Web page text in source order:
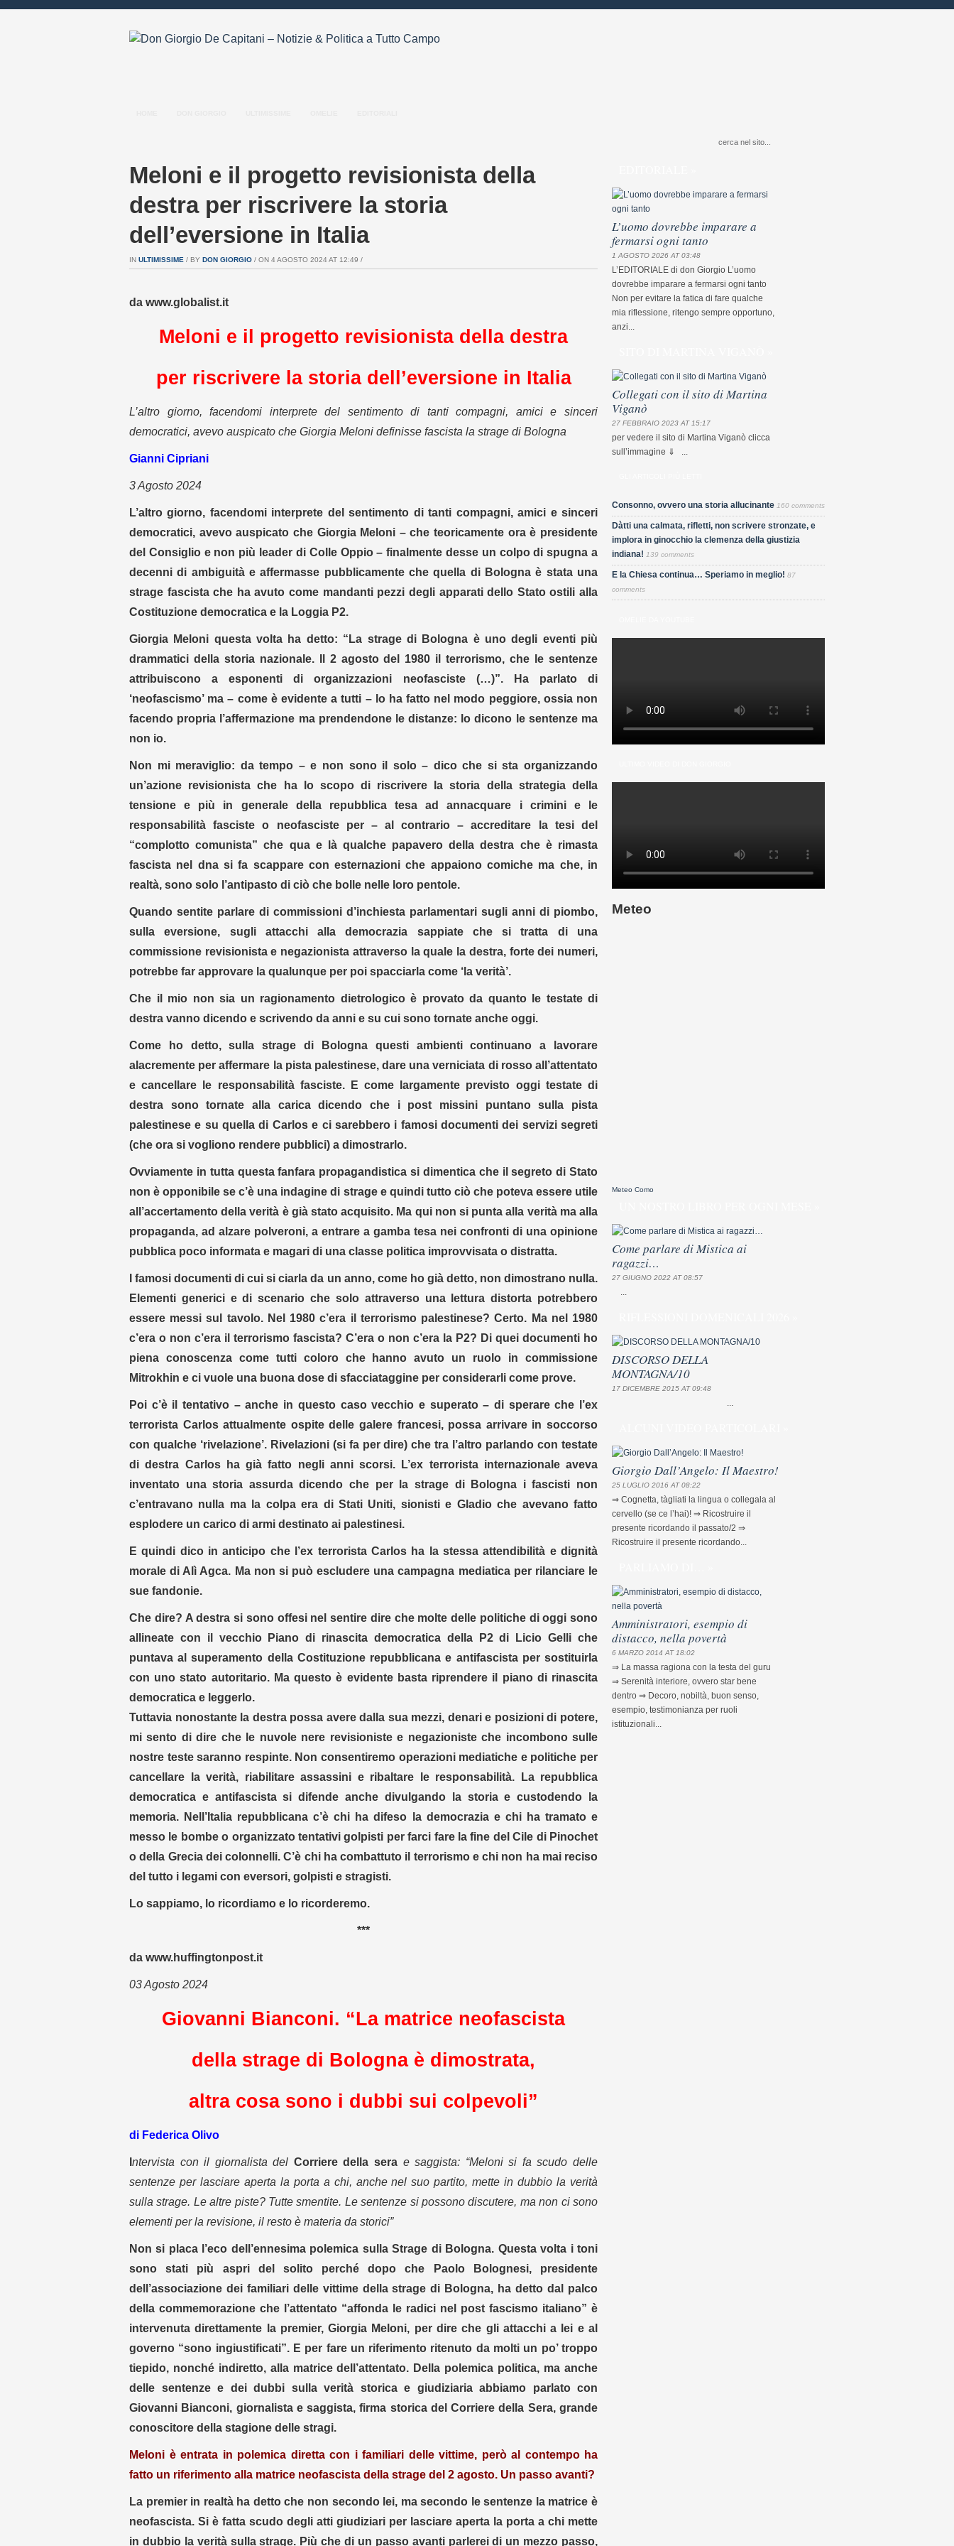
Meloni e il progetto revisionista della
destra per riscrivere la storia
dell’eversione in Italia
IN ULTIMISSIME / BY DON GIORGIO / ON 4 AGOSTO 2024 AT 12:49 /
da www.globalist.it
Meloni e il progetto revisionista della destra
per riscrivere la storia dell’eversione in Italia
L’altro giorno, facendomi interprete del sentimento di tanti compagni, amici e sinceri
democratici, avevo auspicato che Giorgia Meloni definisse fascista la strage di Bologna
Gianni Cipriani
3 Agosto 2024
L’altro giorno, facendomi interprete del sentimento di tanti compagni, amici e sinceri
democratici, avevo auspicato che Giorgia Meloni – che teoricamente ora è presidente
del Consiglio e non più leader di Colle Oppio – finalmente desse un colpo di spugna a
decenni di ambiguità e affermasse pubblicamente che quella di Bologna è stata una
strage fascista che ha avuto come mandanti pezzi degli apparati dello Stato ostili alla
Costituzione democratica e la Loggia P2.
Giorgia Meloni questa volta ha detto: “La strage di Bologna è uno degli eventi più
drammatici della storia nazionale. Il 2 agosto del 1980 il terrorismo, che le sentenze
attribuiscono a esponenti di organizzazioni neofasciste (…)”. Ha parlato di
‘neofascismo’ ma – come è evidente a tutti – lo ha fatto nel modo peggiore, ossia non
facendo propria l’affermazione ma prendendone le distanze: lo dicono le sentenze ma
non io.
Non mi meraviglio: da tempo – e non sono il solo – dico che si sta organizzando
un’azione revisionista che ha lo scopo di riscrivere la storia della strategia della
tensione e più in generale della repubblica tesa ad annacquare i crimini e le
responsabilità fasciste o neofasciste per – al contrario – accreditare la tesi del
“complotto comunista” che qua e là qualche papavero della destra che è rimasta
fascista nel dna si fa scappare con esternazioni che appaiono comiche ma che, in
realtà, sono solo l’antipasto di ciò che bolle nelle loro pentole.
Quando sentite parlare di commissioni d’inchiesta parlamentari sugli anni di piombo,
sulla eversione, sugli attacchi alla democrazia sappiate che si tratta di una
commissione revisionista e negazionista attraverso la quale la destra, forte dei numeri,
potrebbe far approvare la qualunque per poi spacciarla come ‘la verità’.
Che il mio non sia un ragionamento dietrologico è provato da quanto le testate di
destra vanno dicendo e scrivendo da anni e su cui sono tornate anche oggi.
Come ho detto, sulla strage di Bologna questi ambienti continuano a lavorare
alacremente per affermare la pista palestinese, dare una verniciata di rosso all’attentato
e cancellare le responsabilità fasciste. E come largamente previsto oggi testate di
destra sono tornate alla carica dicendo che i post missini puntano sulla pista
palestinese e su quella di Carlos e ci sarebbero i famosi documenti dei servizi segreti
(che ora si vogliono rendere pubblici) a dimostrarlo.
Ovviamente in tutta questa fanfara propagandistica si dimentica che il segreto di Stato
non è opponibile se c’è una indagine di strage e quindi tutto ciò che poteva essere utile
all’accertamento della verità è già stato acquisito. Ma qui non si punta alla verità ma alla
propaganda, ad alzare polveroni, a entrare a gamba tesa nei confronti di una opinione
pubblica poco informata e magari di una classe politica improvvisata o distratta.
I famosi documenti di cui si ciarla da un anno, come ho già detto, non dimostrano nulla.
Elementi generici e di scenario che solo attraverso una lettura distorta potrebbero
essere messi sul tavolo. Nel 1980 c’era il terrorismo palestinese? Certo. Ma nel 1980
c’era o non c’era il terrorismo fascista? C’era o non c’era la P2? Di quei documenti ho
piena conoscenza come tutti coloro che hanno avuto un ruolo in commissione
Mitrokhin e ci vuole una buona dose di sfacciataggine per considerarli come prove.
Poi c’è il tentativo – anche in questo caso vecchio e superato – di sperare che l’ex
terrorista Carlos attualmente ospite delle galere francesi, possa arrivare in soccorso
con qualche ‘rivelazione’. Rivelazioni (si fa per dire) che tra l’altro parlando con testate
di destra Carlos ha già fatto negli anni scorsi. L’ex terrorista internazionale aveva
inventato una storia assurda dicendo che per la strage di Bologna i fascisti non
c’entravano nulla ma la colpa era di Stati Uniti, sionisti e Gladio che avevano fatto
esplodere un carico di armi destinato ai palestinesi.
E quindi dico in anticipo che l’ex terrorista Carlos ha la stessa attendibilità e dignità
morale di Alì Agca. Ma non si può escludere una campagna mediatica per rilanciare le
sue fandonie.
Che dire? A destra si sono offesi nel sentire dire che molte delle politiche di oggi sono
allineate con il vecchio Piano di rinascita democratica della P2 di Licio Gelli che
puntava al superamento della Costituzione repubblicana e antifascista per sostituirla
con uno stato autoritario. Ma questo è evidente basta riprendere il piano di rinascita
democratica e leggerlo.
Tuttavia nonostante la destra possa avere dalla sua mezzi, denari e posizioni di potere,
mi sento di dire che le nuvole nere revisioniste e negazioniste che incombono sulle
nostre teste saranno respinte. Non consentiremo operazioni mediatiche e politiche per
cancellare la verità, riabilitare assassini e ribaltare le responsabilità. La repubblica
democratica e antifascista si difende anche divulgando la storia e custodendo la
memoria. Nell’Italia repubblicana c’è chi ha difeso la democrazia e chi ha tramato e
messo le bombe o organizzato tentativi golpisti per farci fare la fine del Cile di Pinochet
o della Grecia dei colonnelli. C’è chi ha combattuto il terrorismo e chi non ha mai reciso
del tutto i legami con eversori, golpisti e stragisti.
Lo sappiamo, lo ricordiamo e lo ricorderemo.
***
da www.huffingtonpost.it
03 Agosto 2024
Giovanni Bianconi. “La matrice neofascista
della strage di Bologna è dimostrata,
altra cosa sono i dubbi sui colpevoli”
di Federica Olivo
ntervista con il giornalista del Corriere della sera e saggista: “Meloni si fa scudo delle
sentenze per lasciare aperta la porta a chi, anche nel suo partito, mette in dubbio la verità
sulla strage. Le altre piste? Tutte smentite. Le sentenze si possono discutere, ma non ci sono
elementi per la revisione, il resto è materia da storici”
Non si placa l’eco dell’ennesima polemica sulla Strage di Bologna. Questa volta i toni
sono stati più aspri del solito perché dopo che Paolo Bolognesi, presidente
dell’associazione dei familiari delle vittime della strage di Bologna, ha detto dal palco
della commemorazione che l’attentato “affonda le radici nel post fascismo italiano” è
intervenuta direttamente la premier, Giorgia Meloni, per dire che gli attacchi a lei e al
governo “sono ingiustificati”. E per fare un riferimento ritenuto da molti un po’ troppo
tiepido, nonché indiretto, alla matrice dell’attentato. Della polemica politica, ma anche
delle sentenze e dei dubbi sulla verità storica e giudiziaria abbiamo parlato con
Giovanni Bianconi, giornalista e saggista, firma storica del Corriere della Sera, grande
conoscitore della stagione delle stragi.
Meloni è entrata in polemica diretta con i familiari delle vittime, però al contempo ha
fatto un riferimento alla matrice neofascista della strage del 2 agosto. Un passo avanti?
La premier in realtà ha detto che non secondo lei, ma secondo le sentenze la matrice è
neofascista. Si è fatta scudo degli atti giudiziari per lasciare aperta la porta a chi mette
in dubbio la verità sulla strage. Più che di un passo avanti parlerei di un mezzo passo,
L’uomo dovrebbe imparare a
fermarsi ogni tanto
1 AGOSTO 2026 AT 03:48
L’EDITORIALE di don Giorgio L’uomo
dovrebbe imparare a fermarsi ogni tanto
Non per evitare la fatica di fare qualche
mia riflessione, ritengo sempre opportuno,
anzi...
Collegati con il sito di Martina
Viganò
27 FEBBRAIO 2023 AT 15:17
per vedere il sito di Martina Viganò clicca
sull’immagine ⇓ ...
Consonno, ovvero una storia allucinante 160 comments
Dàtti una calmata, rifletti, non scrivere stronzate, e
implora in ginocchio la clemenza della giustizia
indiana! 139 comments
E la Chiesa continua… Speriamo in meglio! 87
comments
Meteo
Meteo Como
Come parlare di Mistica ai
ragazzi…
27 GIUGNO 2022 AT 08:57
...
DISCORSO DELLA
MONTAGNA/10
17 DICEMBRE 2015 AT 09:48
...
Giorgio Dall’Angelo: Il Maestro!
25 LUGLIO 2016 AT 08:22
⇒ Cognetta, tàgliati la lingua o collegala al
cervello (se ce l’hai)! ⇒ Ricostruire il
presente ricordando il passato/2 ⇒
Ricostruire il presente ricordando...
Amministratori, esempio di
distacco, nella povertà
6 MARZO 2014 AT 18:02
⇒ La massa ragiona con la testa del guru
⇒ Serenità interiore, ovvero star bene
dentro ⇒ Decoro, nobiltà, buon senso,
esempio, testimonianza per ruoli
istituzionali...